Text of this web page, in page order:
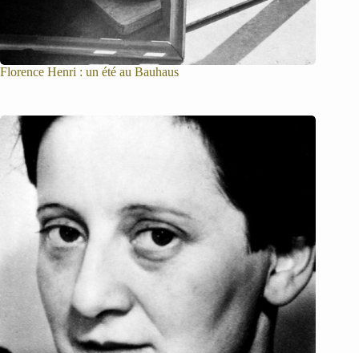
Florence Henri : un été au Bauhaus